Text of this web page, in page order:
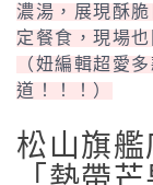
濃湯，展現酥
定餐食，現場
（妞編輯超愛
道！！！）
松山旗